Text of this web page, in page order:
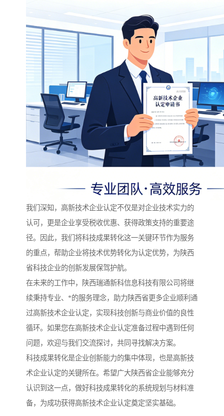
我们深知，高新技术企业认定不仅是对企业技术实力的
认可，更是企业享受税收优惠、获得政策支持的重要途
径。因此，我们将科技成果转化这一关键环节作为服务
的重点，帮助企业将技术优势转化为认定优势，为陕西
省科技企业的创新发展保驾护航。
在未来的工作中，陕西瑞通新科信息科技有限公司将继
续秉持专业、*的服务理念，助力陕西省更多企业顺利通
过高新技术企业认定，实现科技创新与商业价值的良性
循环。如果您在高新技术企业认定准备过程中遇到任何
问题，欢迎与我们交流探讨，共同寻找解决方案。
科技成果转化是企业创新能力的集中体现，也是高新技
术企业认定的关键所在。希望广大陕西省企业能够充分
认识到这一点，做好科技成果转化的系统规划与材料准
备，为成功获得高新技术企业认定奠定坚实基础。